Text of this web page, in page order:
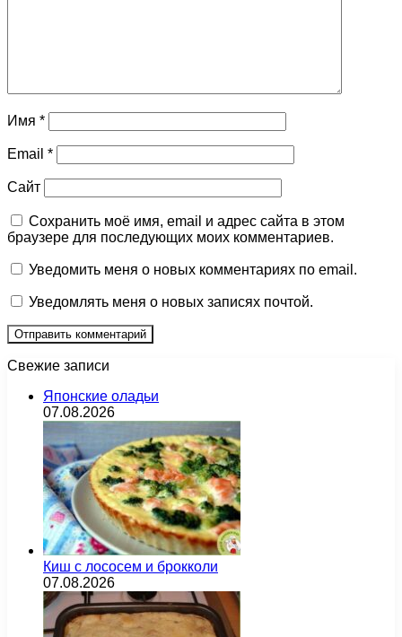
Имя *
Email *
Сайт
Сохранить моё имя, email и адрес сайта в этом
браузере для последующих моих комментариев.
Уведомить меня о новых комментариях по email.
Уведомлять меня о новых записях почтой.
Свежие записи
Японские оладьи
07.08.2026
Киш с лососем и брокколи
07.08.2026